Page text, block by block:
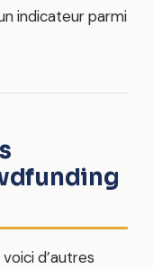
indicateur parmi
d’autres